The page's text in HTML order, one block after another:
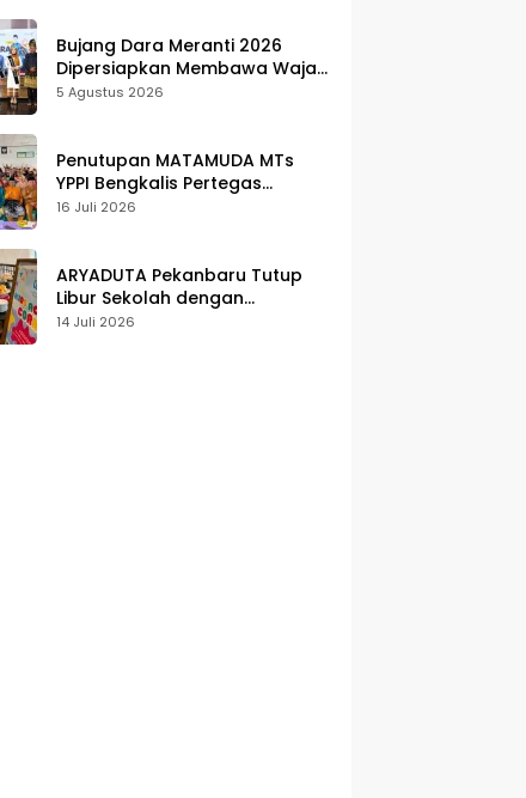
Bujang Dara Meranti 2026
Dipersiapkan Membawa Wajah
Daerah ke Publik
5 Agustus 2026
Penutupan MATAMUDA MTs
YPPI Bengkalis Pertegas
Pendidikan Berbasis Adat dan
16 Juli 2026
ARYADUTA Pekanbaru Tutup
Libur Sekolah dengan
Pengalaman Staycation
14 Juli 2026